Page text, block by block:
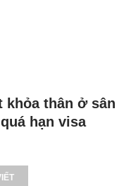
khỏa thân ở sân
hạn visa